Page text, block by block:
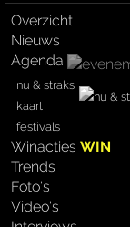
Overzicht
Nieuws
Agenda
nu & straks
kaart
festivals
WinactiesWIN
Trends
Foto's
Video's